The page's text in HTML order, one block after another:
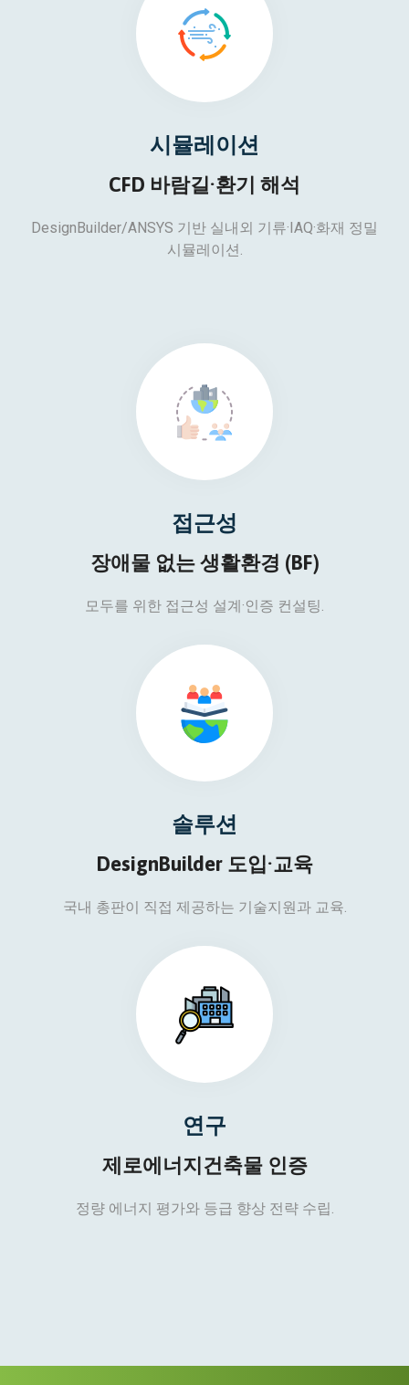
시뮬레이션
CFD 바람길·환기 해석
DesignBuilder/ANSYS 기반 실내외 기류·IAQ·화재 정밀
시뮬레이션.
접근성
장애물 없는 생활환경 (BF)
모두를 위한 접근성 설계·인증 컨설팅.
솔루션
DesignBuilder 도입·교육
국내 총판이 직접 제공하는 기술지원과 교육.
연구
제로에너지건축물 인증
정량 에너지 평가와 등급 향상 전략 수립.